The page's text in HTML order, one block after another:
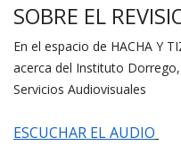
SOBRE EL
En el espacio de HACHA Y
acerca del Instituto
Servicios Audiovisuales
ESCUCHAR EL AUDIO